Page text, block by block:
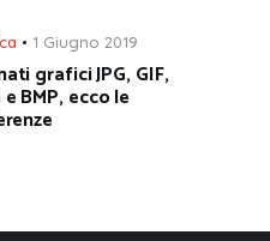
1 Giugno 2019
grafici JPG, GIF,
e BMP, ecco le